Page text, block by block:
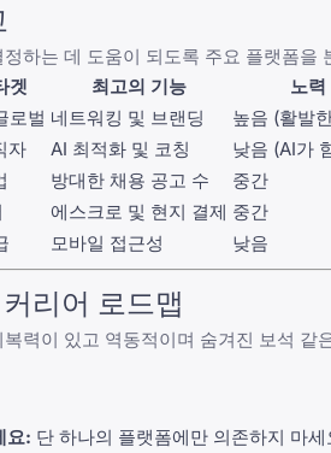
하는 데 도움이 되도록 주요 플랫폼을
겟 최고의 기능
노
로벌 네트워킹 및 브랜딩
높음 (활발
자 AI 최적화 및 코칭
낮음 (AI가
방대한 채용 공고 수
중간
에스크로 및 현지 결제 중간
모바일 접근성 낮음
리어 로드맵
력이 있고 역동적이며 숨겨진 보석 같
요: 단 하나의 플랫폼에만 의존하지 마